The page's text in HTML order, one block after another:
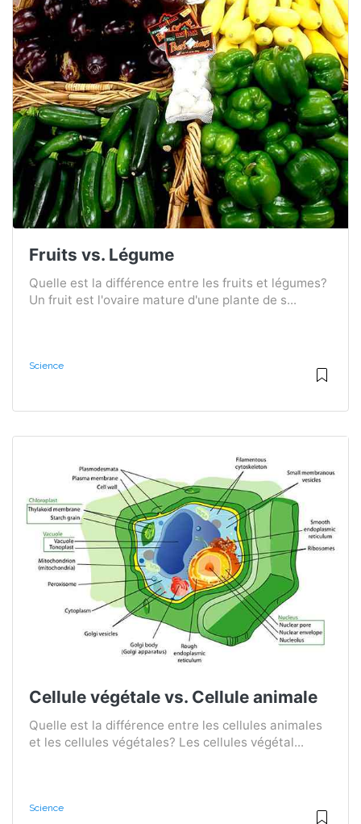
Fruits vs. Légume
Quelle est la différence entre les fruits et légumes?
Un fruit est l'ovaire mature d'une plante de s...
Science
Cellule végétale vs. Cellule animale
Quelle est la différence entre les cellules animales
et les cellules végétales? Les cellules végétal...
Science